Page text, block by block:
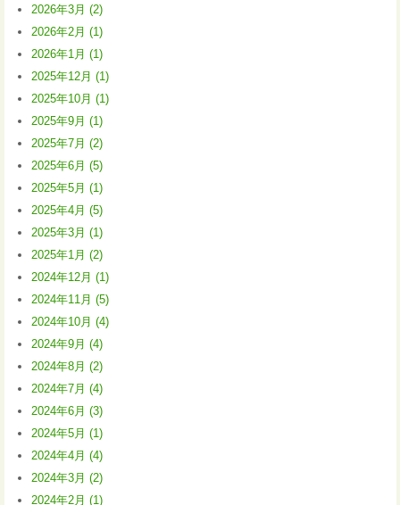
2026年3月 (2)
2026年2月 (1)
2026年1月 (1)
2025年12月 (1)
2025年10月 (1)
2025年9月 (1)
2025年7月 (2)
2025年6月 (5)
2025年5月 (1)
2025年4月 (5)
2025年3月 (1)
2025年1月 (2)
2024年12月 (1)
2024年11月 (5)
2024年10月 (4)
2024年9月 (4)
2024年8月 (2)
2024年7月 (4)
2024年6月 (3)
2024年5月 (1)
2024年4月 (4)
2024年3月 (2)
2024年2月 (1)